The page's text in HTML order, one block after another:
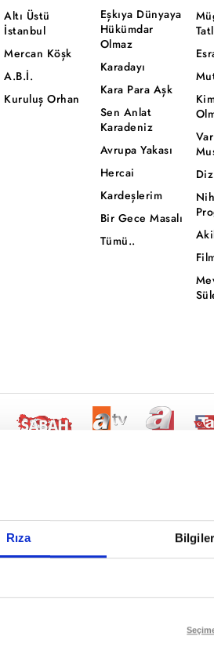
Rıza Bilgiler
Reddet
Altı Üstü
İstanbul
Mercan Köşk
A.B.İ.
Kuruluş Orhan
Eşkıya Dünyaya
Hükümdar
Olmaz
Karadayı
Kara Para Aşk
Sen Anlat
Karadeniz
Avrupa Yakası
Hercai
Kardeşlerim
Bir Gece Masalı
Tümü..